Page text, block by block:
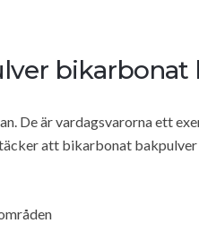
bikarbonat
De är vardagsvarorna ett
att bikarbonat bakpulver